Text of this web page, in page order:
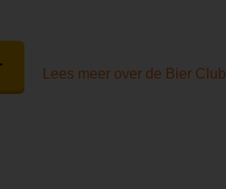
Lees meer over de Bier Club